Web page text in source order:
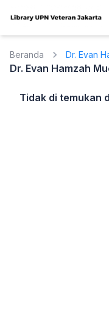
Beranda Dr. Evan
Dr. Evan Hamzah
Tidak di temukan